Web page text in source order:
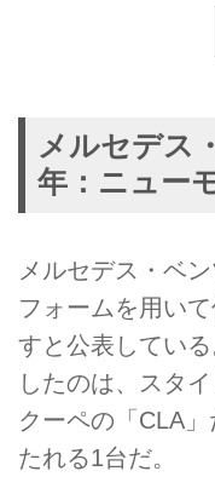
メルセデス
年：ニュー
メルセデス・ベ
フォームを用い
すと公表してい
したのは、スタ
クーペの「CLA
たれる1台だ。